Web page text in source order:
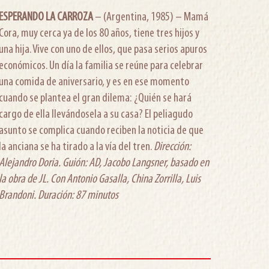
LA CARROZA– (Argentina, 1985) – Mamá
muy cerca ya de los 80 años, tiene tres hijos y
hija. Vive con uno de ellos, que pasa serios apuros
Un día la familia se reúne para celebrar
comida de aniversario, y es en ese momento
se plantea el gran dilema: ¿Quién se hará
de ella llevándosela a su casa? El peliagudo
se complica cuando reciben la noticia de que
anciana se ha tirado a la vía del tren.Dirección:
Doria. Guión: AD, Jacobo Langsner, basado en
obra de JL. Con Antonio Gasalla, China Zorrilla, Luis
Duración: 87 minutos